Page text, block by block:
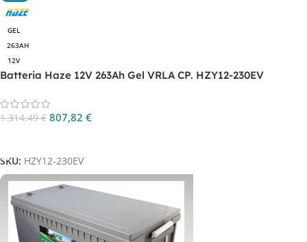
GEL
263AH
12V
Batteria Haze 12V 263Ah Gel VRLA CP. HZY12-230EV
1.314,49€ 807,82 €
SKU: HZY12-230EV